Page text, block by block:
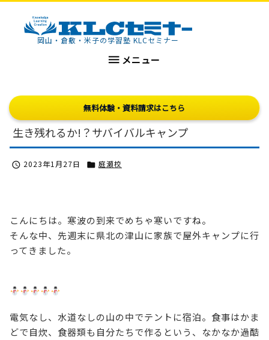
KLCセミナー岡山・倉敷・米子の学習塾 KLCセミナー
 メニュー
無料体験・資料請求はこちら
生き残れるか!？サバイバルキャンプ
 2023年1月27日  庭瀬校
こんにちは。寒波の到来でめちゃ寒いですね。
そんな中、先週末に県北の津山に家族で屋外キャンプに行
ってきました。
電気なし、水道なしの山の中でテントに宿泊。食事はかま
どで自炊、食器類も自分たちで作るという、なかなか過酷